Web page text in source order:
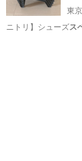
東
ニトリ】シューズス